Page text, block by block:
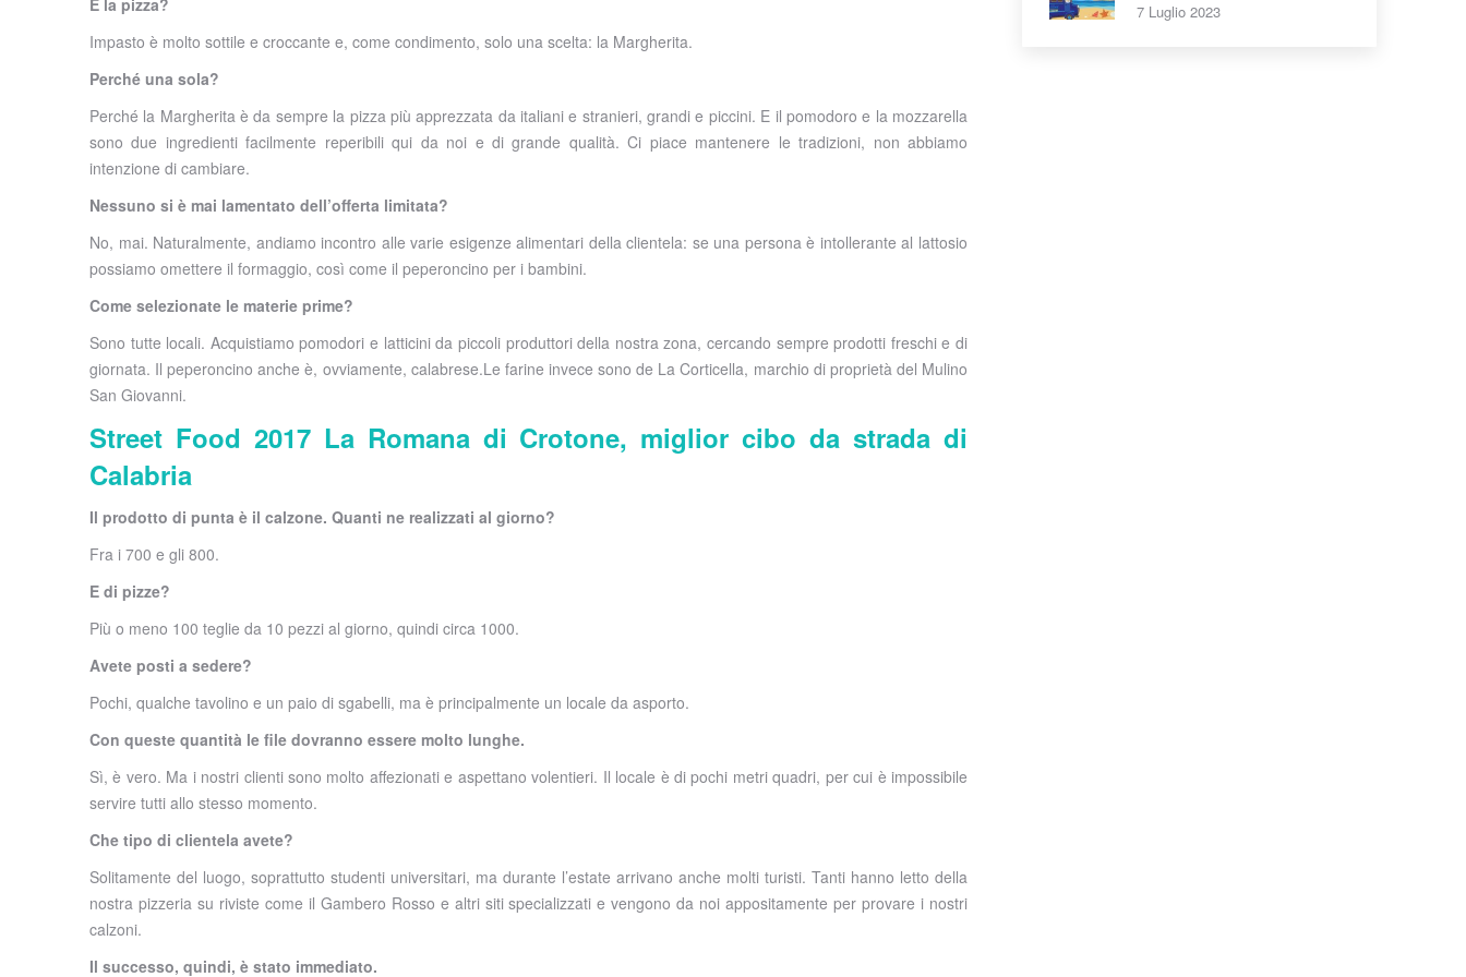
Impasto è molto sottile e croccante e, come condimento, solo una scelta: la Margherita.
Perché una sola?
Perché la Margherita è da sempre la pizza più apprezzata da italiani e stranieri, grandi e piccini. E il pomodoro e la mozzarella
sono due ingredienti facilmente reperibili qui da noi e di grande qualità. Ci piace mantenere le tradizioni, non abbiamo
intenzione di cambiare.
Nessuno si è mai lamentato dell’offerta limitata?
No, mai. Naturalmente, andiamo incontro alle varie esigenze alimentari della clientela: se una persona è intollerante al lattosio
possiamo omettere il formaggio, così come il peperoncino per i bambini.
Come selezionate le materie prime?
Sono tutte locali. Acquistiamo pomodori e latticini da piccoli produttori della nostra zona, cercando sempre prodotti freschi e di
giornata. Il peperoncino anche è, ovviamente, calabrese.Le farine invece sono de La Corticella, marchio di proprietà del Mulino
San Giovanni.
Street Food 2017 La Romana di Crotone, miglior cibo da strada di
Calabria
Il prodotto di punta è il calzone. Quanti ne realizzati al giorno?
Fra i 700 e gli 800.
E di pizze?
Più o meno 100 teglie da 10 pezzi al giorno, quindi circa 1000.
Avete posti a sedere?
Pochi, qualche tavolino e un paio di sgabelli, ma è principalmente un locale da asporto.
Con queste quantità le file dovranno essere molto lunghe.
Sì, è vero. Ma i nostri clienti sono molto affezionati e aspettano volentieri. Il locale è di pochi metri quadri, per cui è impossibile
servire tutti allo stesso momento.
Che tipo di clientela avete?
Solitamente del luogo, soprattutto studenti universitari, ma durante l’estate arrivano anche molti turisti. Tanti hanno letto della
nostra pizzeria su riviste come il Gambero Rosso e altri siti specializzati e vengono da noi appositamente per provare i nostri
calzoni.
Il successo, quindi, è stato immediato.
7 Luglio 2023